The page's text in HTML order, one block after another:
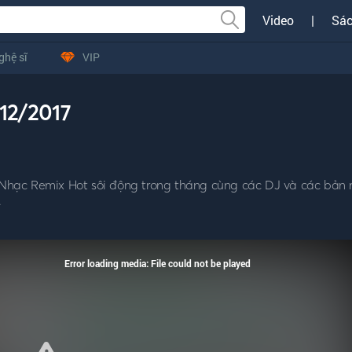
Video |
sĩ VIP
2017
Remix Hot sôi động trong tháng cùng các DJ và các bản
Error loading media: File could not be played